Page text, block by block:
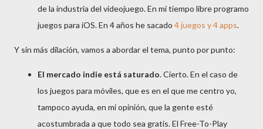
de la industria del videojuego. En mi tiempo libre programo
juegos para iOS. En 4 años he sacado 4 juegos y 4 apps.
Y sin más dilación, vamos a abordar el tema, punto por punto:
El mercado indie está saturado. Cierto. En el caso de
los juegos para móviles, que es en el que me centro yo,
tampoco ayuda, en mi opinión, que la gente esté
acostumbrada a que todo sea gratis. El Free-To-Play